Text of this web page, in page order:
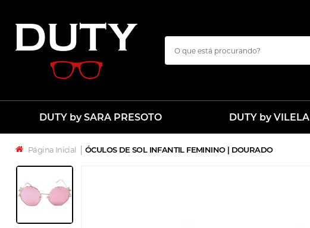
DUTY by SARA PRESOTO DUTY by VILELA
Página Inicial ÓCULOS DE SOL INFANTIL FEMININO | DOURADO